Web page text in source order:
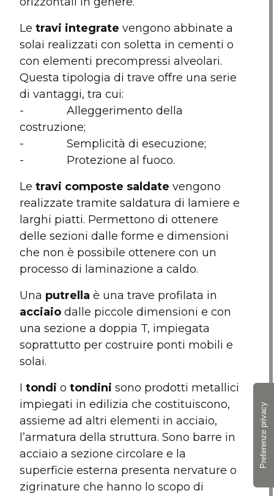
Le travi integrate vengono abbinate a
solai realizzati con soletta in cementi o
con elementi precompressi alveolari.
Questa tipologia di trave offre una serie
di vantaggi, tra cui:
- Alleggerimento della
costruzione;
- Semplicità di esecuzione;
- Protezione al fuoco.
Le travi composte saldate vengono
realizzate tramite saldatura di lamiere e
larghi piatti. Permettono di ottenere
delle sezioni dalle forme e dimensioni
che non è possibile ottenere con un
processo di laminazione a caldo.
Una putrellaè una trave profilata in
acciaio dalle piccole dimensioni e con
una sezione a doppia T, impiegata
soprattutto per costruire ponti mobili e
solai.
Itondi otondinisono prodotti metallici
impiegati in edilizia che costituiscono,
assieme ad altri elementi in acciaio,
l’armatura della struttura. Sono barre in
acciaio a sezione circolare e la
superficie esterna presenta nervature o
zigrinature che hanno lo scopo di